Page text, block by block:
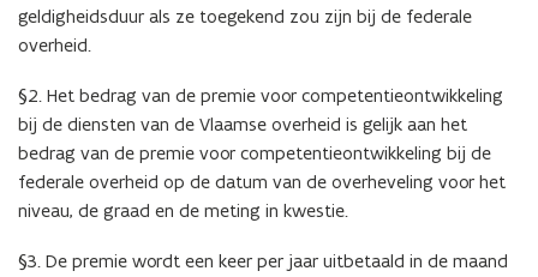
geldigheidsduur als ze toegekend zou zijn bij de federale
overheid.
§2. Het bedrag van de premie voor competentieontwikkeling
bij de diensten van de Vlaamse overheid is gelijk aan het
bedrag van de premie voor competentieontwikkeling bij de
federale overheid op de datum van de overheveling voor het
niveau, de graad en de meting in kwestie.
§3. De premie wordt een keer per jaar uitbetaald in de maand